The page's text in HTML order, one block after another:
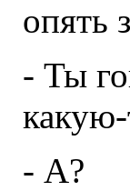
опять
- Ты
- А?